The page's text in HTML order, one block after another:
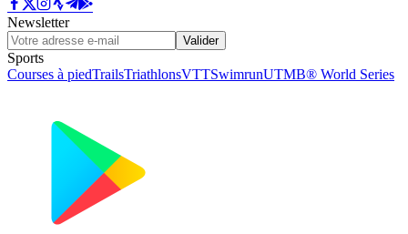
Newsletter
Valider
Sports
Courses à piedTrailsTriathlonsVTTSwimrunUTMB® World Series